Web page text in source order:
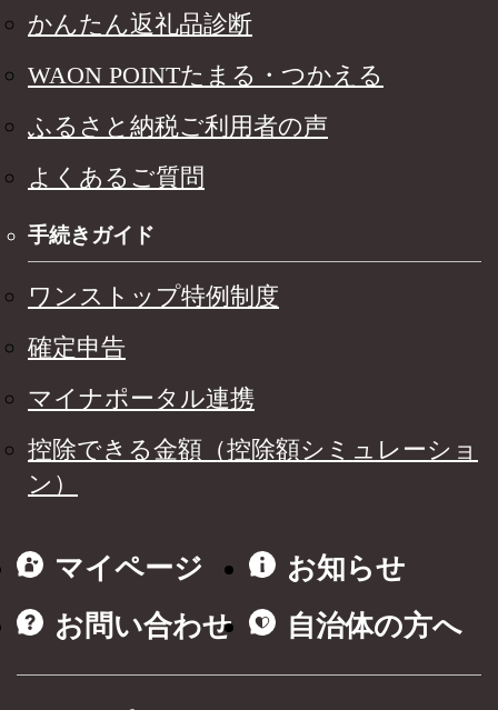
かんたん返礼品診断
WAON POINTたまる・つかえる
ふるさと納税ご利用者の声
よくあるご質問
手続きガイド
ワンストップ特例制度
確定申告
マイナポータル連携
控除できる金額（控除額シミュレーショ
ン）
マイページ
お知らせ
お問い合わせ
自治体の方へ